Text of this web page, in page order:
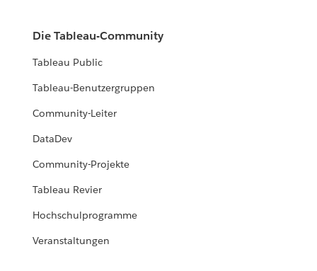
Die Tableau-Community
Tableau Public
Tableau-Benutzergruppen
Community-Leiter
DataDev
Community-Projekte
Tableau Revier
Hochschulprogramme
Veranstaltungen